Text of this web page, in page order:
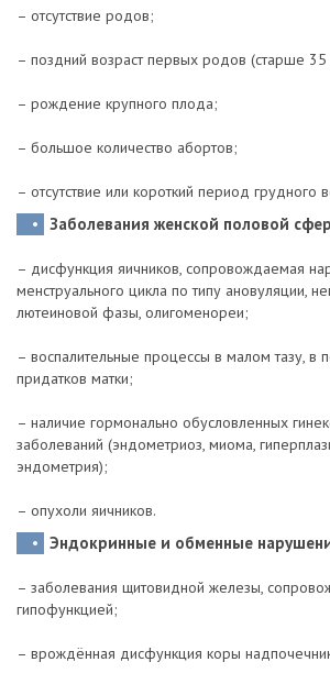
– отсутствие родов;
– поздний возраст первых родов (старше 35
– рождение крупного плода;
– большое количество абортов;
– отсутствие или короткий период грудного
Заболевания женской половой
– дисфункция яичников, сопровождаемая
менструального цикла по типу ановуляции,
лютеиновой фазы, олигоменореи;
– воспалительные процессы в малом тазу, в
придатков матки;
– наличие гормонально обусловленных
заболеваний (эндометриоз, миома,
эндометрия);
– опухоли яичников.
Эндокринные и обменные
– заболевания щитовидной железы,
гипофункцией;
– врождённая дисфункция коры